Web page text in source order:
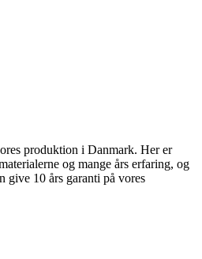
produktion i Danmark. Her er
og mange års erfaring, og
give 10 års garanti på vores